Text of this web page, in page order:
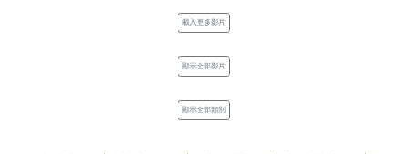
載入更多影片
顯示全部影片
顯示全部類別